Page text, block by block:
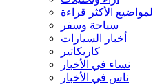
المواضيع الأكثر قراءة
سياحة وسفر
أخبار السيارات
كاريكاتير
نساء في الأخبار
ناس في الأخبار